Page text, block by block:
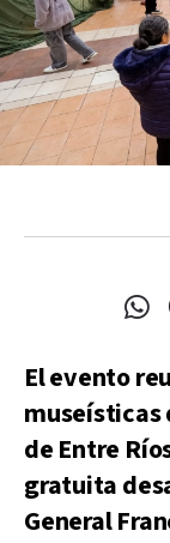
El evento
de Entre
gratuita
General